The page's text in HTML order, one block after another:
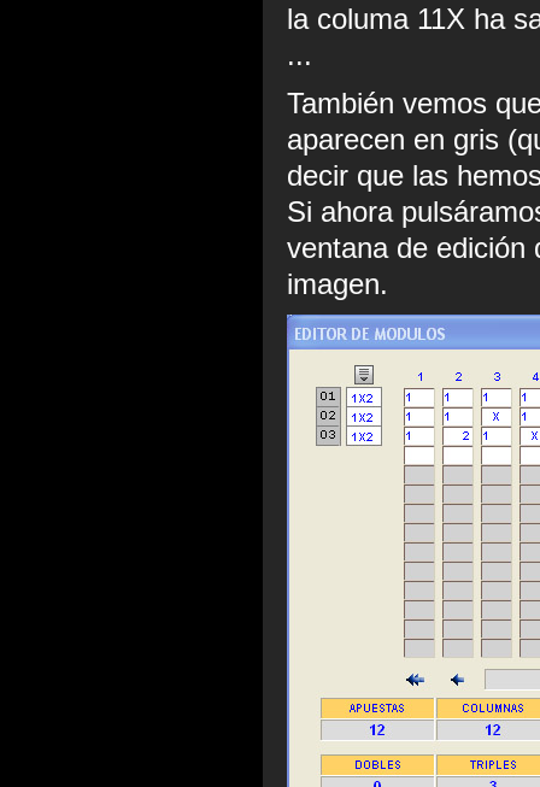
la columa 11X ha
...
También vemos
aparecen en gris
decir que las
Si ahora
ventana de edición
imagen.